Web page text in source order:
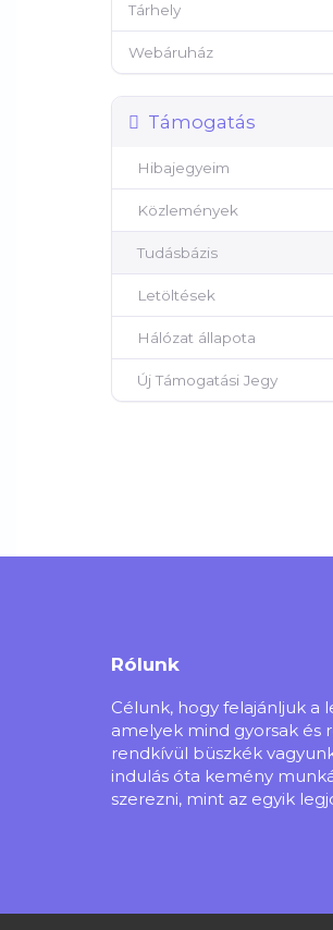
Tárhely
Webáruház
Támogatás
Hibajegyeim
Közlemények
Tudásbázis
Letöltések
Hálózat állapota
Új Támogatási Jegy
Rólunk
Célunk, hogy felajánljuk
amelyek mind gyorsak és
rendkívül büszkék
indulás óta kemény
szerezni, mint az egyik